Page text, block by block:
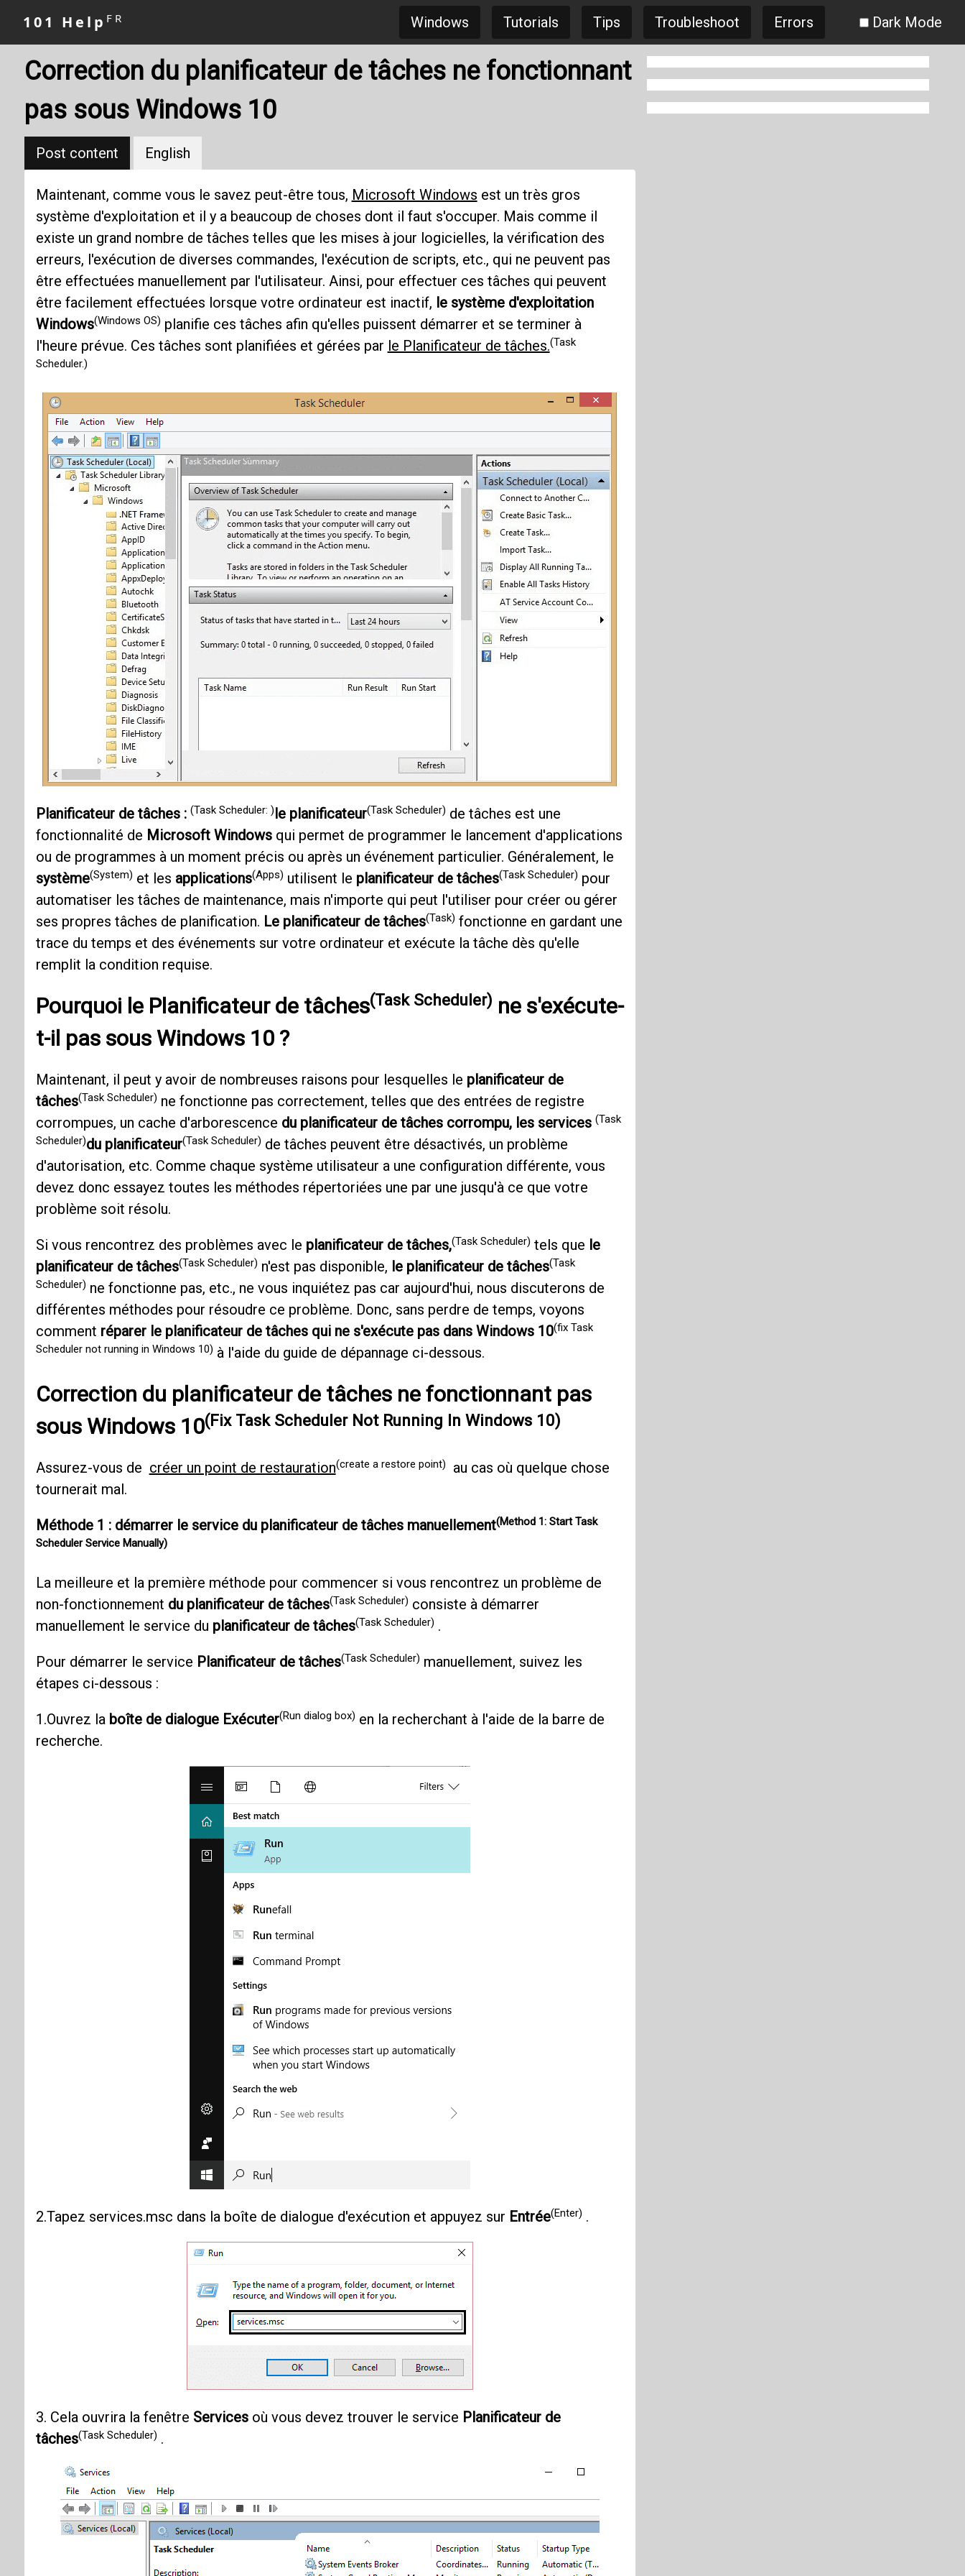
101 Help FR Windows Tutorials Tips Troubleshoot Errors Dark Mode
Correction du planificateur de tâches ne fonctionnant
pas sous Windows 10
Post content English
Maintenant, comme vous le savez peut-être tous, Microsoft Windows est un très gros
système d'exploitation et il y a beaucoup de choses dont il faut s'occuper. Mais comme il
existe un grand nombre de tâches telles que les mises à jour logicielles, la vérification des
erreurs, l'exécution de diverses commandes, l'exécution de scripts, etc., qui ne peuvent pas
être effectuées manuellement par l'utilisateur. Ainsi, pour effectuer ces tâches qui peuvent
être facilement effectuées lorsque votre ordinateur est inactif, le système d'exploitation
Windows(Windows OS) planifie ces tâches afin qu'elles puissent démarrer et se terminer à
l'heure prévue. Ces tâches sont planifiées et gérées par le Planificateur de tâches.(Task
Scheduler.)
Planificateur de tâches : (Task Scheduler: )le planificateur(Task Scheduler) de tâches est une
fonctionnalité de Microsoft Windowsqui permet de programmer le lancement d'applications
ou de programmes à un moment précis ou après un événement particulier. Généralement, le
système(System) et les applications(Apps) utilisent le planificateur de tâches(Task Scheduler) pour
automatiser les tâches de maintenance, mais n'importe qui peut l'utiliser pour créer ou gérer
ses propres tâches de planification. Le planificateur de tâches(Task) fonctionne en gardant une
trace du temps et des événements sur votre ordinateur et exécute la tâche dès qu'elle
remplit la condition requise.
Pourquoi le Planificateur de tâches(Task Scheduler) ne s'exécute-
t-il pas sous Windows 10?
Maintenant, il peut y avoir de nombreuses raisons pour lesquelles le planificateur de
tâches(Task Scheduler) ne fonctionne pas correctement, telles que des entrées de registre
corrompues, un cache d'arborescence du planificateur de tâches corrompu, les services (Task
Scheduler)du planificateur(Task Scheduler) de tâches peuvent être désactivés, un problème
d'autorisation, etc. Comme chaque système utilisateur a une configuration différente, vous
devez donc essayez toutes les méthodes répertoriées une par une jusqu'à ce que votre
problème soit résolu.
Si vous rencontrez des problèmes avec le planificateur de tâches,(Task Scheduler) tels que le
planificateur de tâches(Task Scheduler) n'est pas disponible, le planificateur de tâches(Task
Scheduler) ne fonctionne pas, etc., ne vous inquiétez pas car aujourd'hui, nous discuterons de
différentes méthodes pour résoudre ce problème. Donc, sans perdre de temps, voyons
comment réparer le planificateur de tâches qui ne s'exécute pas dans Windows 10(fix Task
Scheduler not running in Windows 10) à l'aide du guide de dépannage ci-dessous.
Correction du planificateur de tâches ne fonctionnant pas
sous Windows 10(Fix Task Scheduler Not Running In Windows 10)
Assurez-vous de créer un point de restauration(create a restore point)
au cas où quelque chose
tournerait mal.
Méthode 1 : démarrer le service du planificateur de tâches manuellement(Method 1: Start Task
Scheduler Service Manually)
La meilleure et la première méthode pour commencer si vous rencontrez un problème de
non-fonctionnement du planificateur de tâches(Task Scheduler) consiste à démarrer
manuellement le service du planificateur de tâches(Task Scheduler) .
Pour démarrer le service Planificateur de tâches(Task Scheduler) manuellement, suivez les
étapes ci-dessous :
1.Ouvrez la boîte de dialogue Exécuter(Run dialog box) en la recherchant à l'aide de la barre de
recherche.
2.Tapez services.msc dans la boîte de dialogue d'exécution et appuyez sur Entrée(Enter) .
3. Cela ouvrira la fenêtre Servicesoù vous devez trouver le service Planificateur de
tâches(Task Scheduler) .